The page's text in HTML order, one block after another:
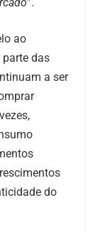
ao
das
a ser
do